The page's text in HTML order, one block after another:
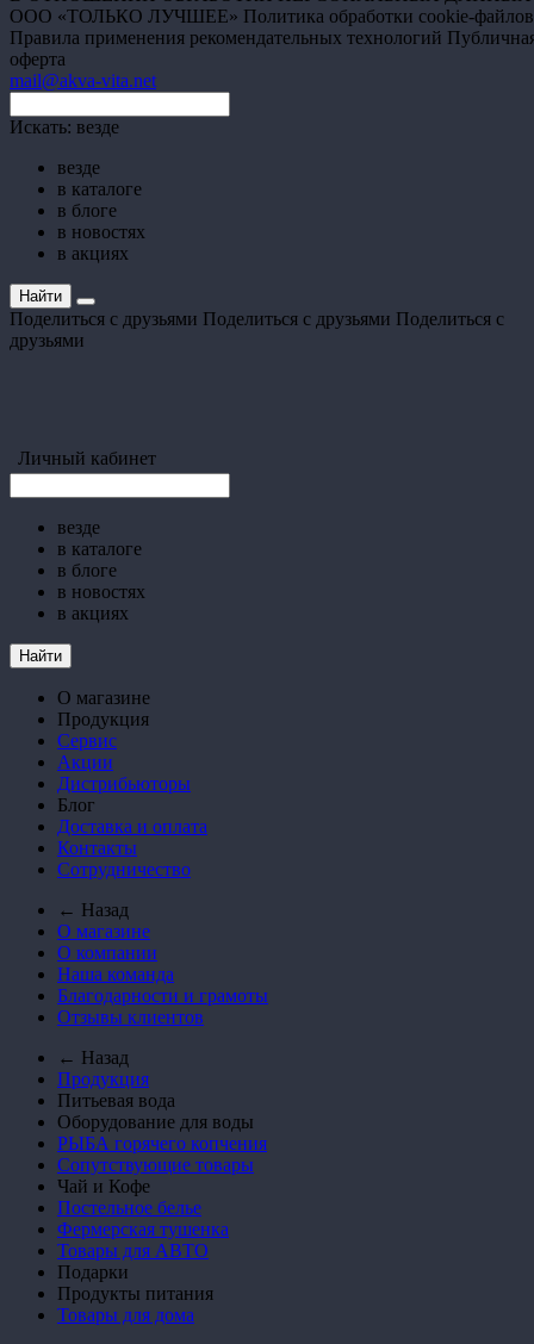
ООО «ТОЛЬКО ЛУЧШЕЕ» Политика обработки cookie-файлов
Правила применения рекомендательных технологий
оферта
mail@akva-vita.net
Искать: везде
везде
в каталоге
в блоге
в новостях
в акциях
Найти
Поделиться с друзьями Поделиться с друзьями Поделиться с
друзьями
Личный кабинет
везде
в каталоге
в блоге
в новостях
в акциях
Найти
О магазине
Продукция
Сервис
Акции
Дистрибьюторы
Блог
Доставка и оплата
Контакты
Сотрудничество
← Назад
О магазине
О компании
Наша команда
Благодарности и грамоты
Отзывы клиентов
← Назад
Продукция
Питьевая вода
Оборудование для воды
РЫБА горячего копчения
Сопутствующие товары
Чай и Кофе
Постельное белье
Фермерская тушенка
Товары для АВТО
Подарки
Продукты питания
Товары для дома